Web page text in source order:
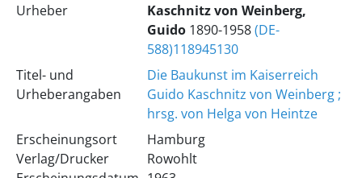
Urheber
Kaschnitz von Weinberg,
Guido1890-1958(DE-
588)118945130
Titel- und
Urheberangaben
Die Baukunst im Kaiserreich
Guido Kaschnitz von Weinberg ;
hrsg. von Helga von Heintze
Erscheinungsort
Verlag/Drucker
Hamburg
Rowohlt